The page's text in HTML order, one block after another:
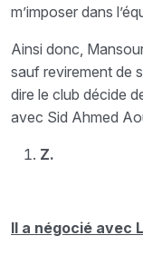
m’imposer dans
Ainsi donc,
sauf revirement de
dire le club décide
avec Sid Ahmed
Z.
Il a négocié avec